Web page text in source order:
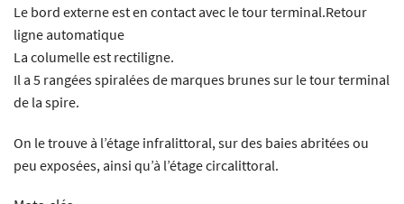
Le bord externe est en contact avec le tour terminal.Retour
ligne automatique
La columelle est rectiligne.
Il a 5 rangées spiralées de marques brunes sur le tour terminal
de la spire.
On le trouve à l’étage infralittoral, sur des baies abritées ou
peu exposées, ainsi qu’à l’étage circalittoral.